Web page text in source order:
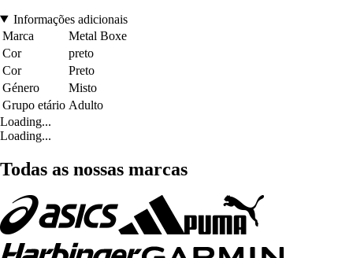
Informações adicionais
Marca
Metal Boxe
Cor
preto
Cor
Preto
Género
Misto
Grupo etário Adulto
Loading...
Loading...
Todas as nossas marcas